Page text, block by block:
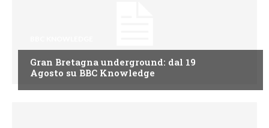
Gran Bretagna underground: dal 19
Agosto su BBC Knowledge